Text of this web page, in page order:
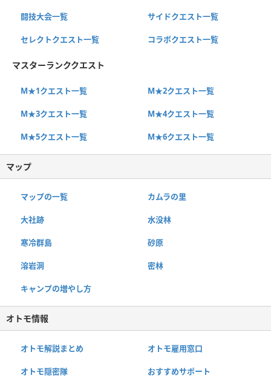
闘技大会一覧 サイドクエスト一覧
セレクトクエスト一覧 コラボクエスト一覧
マスターランククエスト
M★1クエスト一覧 M★2クエスト一覧
M★3クエスト一覧 M★4クエスト一覧
M★5クエスト一覧 M★6クエスト一覧
マップ
マップの一覧 カムラの里
大社跡 水没林
寒冷群島 砂原
溶岩洞 密林
キャンプの増やし方
オトモ情報
オトモ解説まとめ オトモ雇用窓口
オトモ隠密隊 おすすめサポート